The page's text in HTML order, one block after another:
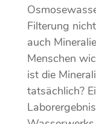
Filterung
auch
Menschen
ist die
tatsächlich?